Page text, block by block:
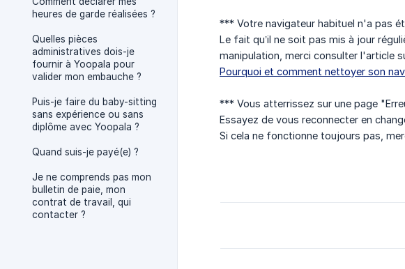
heures de garde réalisées ?
Quelles pièces
administratives dois-je
fournir à Yoopala pour
valider mon embauche ?
Puis-je faire du baby-sitting
sans expérience ou sans
diplôme avec Yoopala ?
Quand suis-je payé(e) ?
Je ne comprends pas mon
bulletin de paie, mon
contrat de travail, qui
contacter ?
*** Votre navigateur habituel n'a pas
Le fait qu’il ne soit pas mis à jour
manipulation, merci consulter l'article
Pourquoi et comment nettoyer son
*** Vous atterrissez sur une page
Essayez de vous reconnecter en
Si cela ne fonctionne toujours pas,